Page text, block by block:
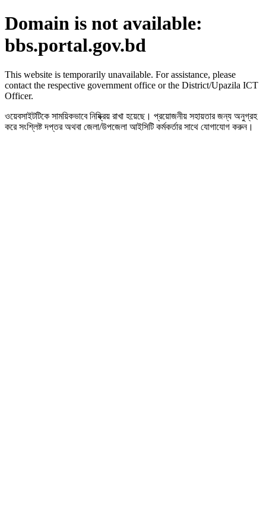
Domain is not available:
bbs.portal.gov.bd
This website is temporarily unavailable. For assistance, please
contact the respective government office or the District/Upazila ICT
Officer.
ওয়েবসাইটটিকে সাময়িকভাবে নিষ্ক্রিয় রাখা হয়েছে। প্রয়োজনীয় সহায়তার জন্য অনুগ্রহ
করে সংশ্লিষ্ট দপ্তর অথবা জেলা/উপজেলা আইসিটি কর্মকর্তার সাথে যোগাযোগ করুন।